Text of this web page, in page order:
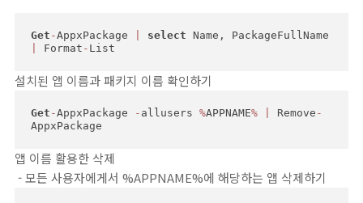
Get -AppxPackage select
Format - List
설치된 앱 이름과 패키지 이름 확인하기
Get -AppxPackage - allusers %APPNAME% Remove -
AppxPackage
앱 이름 활용한 삭제
- 모든 사용자에게서 %APPNAME%에 해당하는 앱 삭제하기